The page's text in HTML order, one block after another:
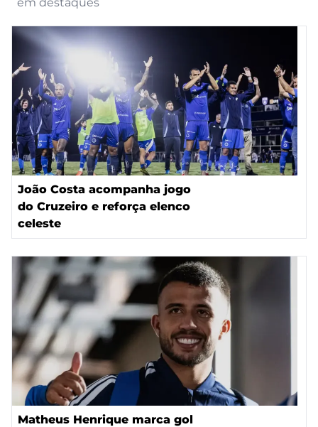
João Costa acompanha jogo
do Cruzeiro e reforça elenco
celeste
Matheus Henrique marca gol